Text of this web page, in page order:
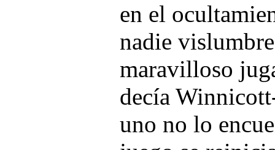
en el
nadie
maravilloso
decía
uno no lo